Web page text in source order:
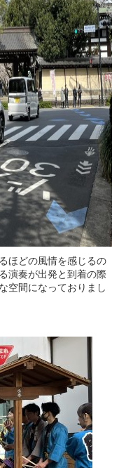
ほどの風情を感じるの
演奏が出発と到着の際
空間になっておりまし